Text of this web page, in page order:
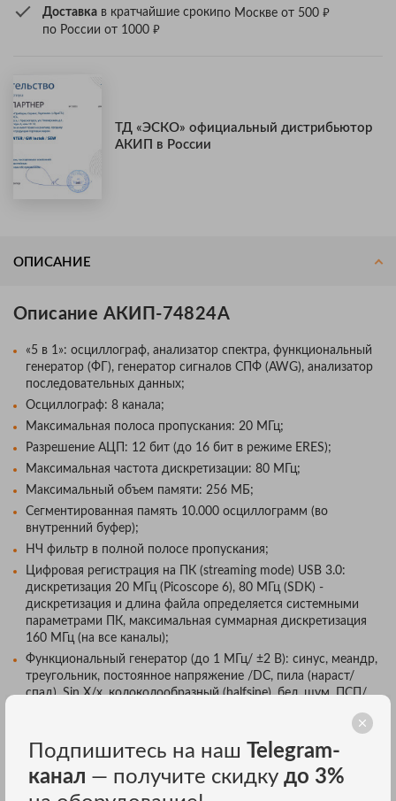
Доставка в кратчайшие срокипо Москве от 500 ₽
по России от 1000 ₽
ТД «ЭСКО» официальный дистрибьютор
АКИП в России
ОПИСАНИЕ
Описание АКИП-74824А
«5 в 1»: осциллограф, анализатор спектра, функциональный
генератор (ФГ), генератор сигналов СПФ (AWG), анализатор
последовательных данных;
Осциллограф: 8 канала;
Максимальная полоса пропускания: 20 МГц;
Разрешение АЦП: 12 бит (до 16 бит в режиме ERES);
Максимальная частота дискретизации: 80 МГц;
Максимальный объем памяти: 256 МБ;
Сегментированная память 10.000 осциллограмм (во
внутренний буфер);
НЧ фильтр в полной полосе пропускания;
Цифровая регистрация на ПК (streaming mode) USB 3.0:
дискретизация 20 МГц (Picoscope 6), 80 МГц (SDK) -
дискретизация и длина файла определяется системными
параметрами ПК, максимальная суммарная дискретизация
160 МГц (на все каналы);
Функциональный генератор (до 1 МГц/ ±2 В): синус, меандр,
треугольник, постоянное напряжение /DC, пила (нараст/
спад), Sin X/x, колоколообразный (halfsine), бел. шум, ПСП/
Формирование сигналов СПФ/ AWG (до 1 МГц): ЦАП 14 бит,
частота дискретизации до 80 МГц, память до 16 кБ;
Анализатор спектра: в полной полосе пропускания
(одновременно с осциллографом, БПФ при длине памяти до
Подпишитесь на наш Telegram-
канал — получите скидку до 3%